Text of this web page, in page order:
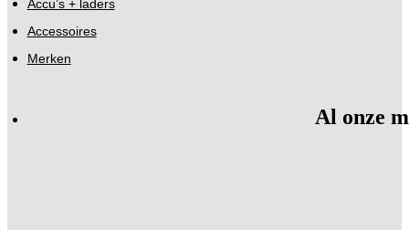
Accu’s + laders
Accessoires
Merken
Al onze